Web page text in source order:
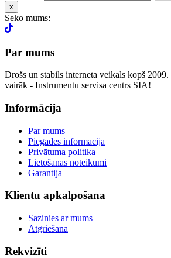
x
Seko mums:
Par mums
Drošs un stabils interneta veikals kopš
vairāk - Instrumentu servisa centrs SIA!
Informācija
Par mums
Piegādes informācija
Privātuma politika
Lietošanas noteikumi
Garantija
Klientu apkalpošana
Sazinies ar mums
Atgriešana
Rekvizīti